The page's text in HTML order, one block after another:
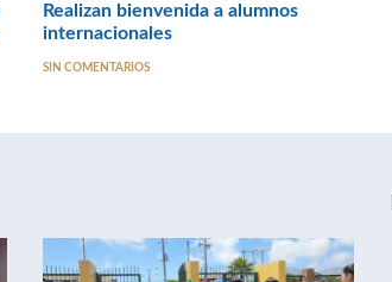
Realizan bienvenida a alumnos
internacionales
SIN COMENTARIOS